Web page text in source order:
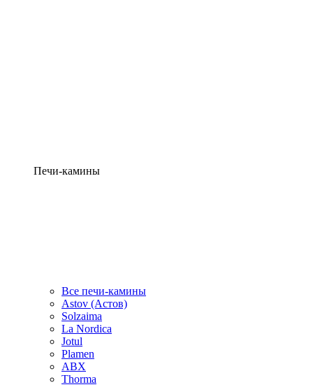
Печи-камины
Все печи-камины
Astov (Астов)
Solzaima
La Nordica
Jotul
Plamen
ABX
Thorma